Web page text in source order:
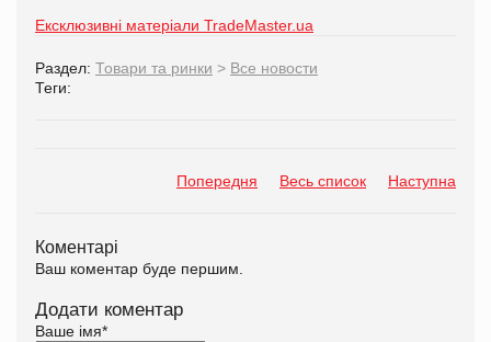
Ексклюзивні матеріали TradeMaster.ua
Раздел: Товари та ринки > Все новости
Теги:
Попередня Весь список Наступна
Коментарі
Ваш коментар буде першим.
Додати коментар
Ваше імя*